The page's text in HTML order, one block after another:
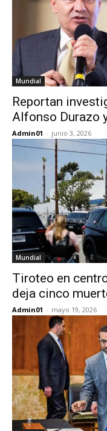
Mundial
Reportan
Alfonso Durazo
Admin01 - junio 3, 2026
Mundial
Tiroteo en
deja cinco
Admin01 - mayo 19, 2026